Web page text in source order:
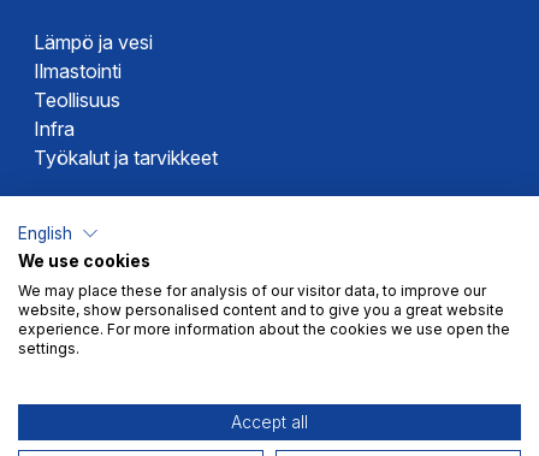
Lämpö ja vesi
Ilmastointi
Teollisuus
Infra
Työkalut ja tarvikkeet
Altech
Alterna
Novipro
Votec
English
We use cookies
We may place these for analysis of our visitor data, to improve our
website, show personalised content and to give you a great website
experience. For more information about the cookies we use open the
settings.
Accept all